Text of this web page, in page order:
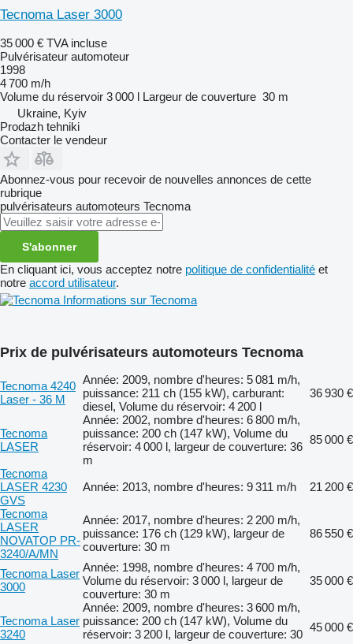
Tecnoma Laser 3000
35 000 € TVA incluse
Pulvérisateur automoteur
1998
4 700 m/h
Volume du réservoir 3 000 l Largeur de couverture 30 m
Ukraine, Kyiv
Prodazh tehniki
Contacter le vendeur
Abonnez-vous pour recevoir de nouvelles annonces de cette
rubrique
pulvérisateurs automoteurs Tecnoma
S'abonner
En cliquant ici, vous acceptez notre politique de confidentialité et
notre accord utilisateur.
Informations sur Tecnoma
Prix de pulvérisateurs automoteurs Tecnoma
Tecnoma 4240
Laser - 36 M
Année: 2009, nombre d'heures: 5 081 m/h,
puissance: 211 ch (155 kW), carburant:
diesel, Volume du réservoir: 4 200 l
36 930 €
Tecnoma
LASER
Année: 2002, nombre d'heures: 6 800 m/h,
puissance: 200 ch (147 kW), Volume du
réservoir: 4 000 l, largeur de couverture: 36
m
85 000 €
Tecnoma
LASER 4230
GVS
Année: 2013, nombre d'heures: 9 311 m/h
21 200 €
Tecnoma
LASER
NOVATOP PR-
3240/A/MN
Année: 2017, nombre d'heures: 2 200 m/h,
puissance: 176 ch (129 kW), largeur de
couverture: 30 m
86 550 €
Tecnoma Laser
3000
Année: 1998, nombre d'heures: 4 700 m/h,
Volume du réservoir: 3 000 l, largeur de
couverture: 30 m
35 000 €
Tecnoma Laser
3240
Année: 2009, nombre d'heures: 3 600 m/h,
puissance: 200 ch (147 kW), Volume du
réservoir: 3 200 l, largeur de couverture: 30
45 000 €